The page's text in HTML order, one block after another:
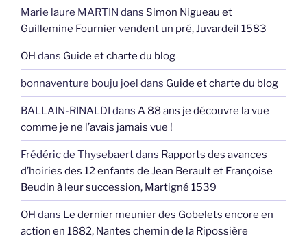
Marie laure MARTIN dans Simon Nigueau et
Guillemine Fournier vendent un pré, Juvardeil 1583
OH dans Guide et charte du blog
bonnaventure bouju joel dans Guide et charte du blog
BALLAIN-RINALDI dans A 88 ans je découvre la vue
comme je ne l’avais jamais vue !
Frédéric de Thysebaertdans Rapports des avances
d’hoiries des 12 enfants de Jean Berault et Françoise
Beudin à leur succession, Martigné 1539
OH dans Le dernier meunier des Gobelets encore en
action en 1882, Nantes chemin de la Ripossière